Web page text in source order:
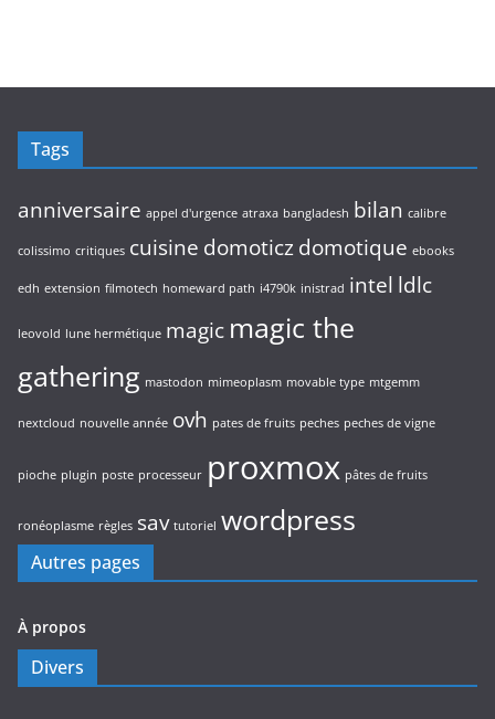
Tags
anniversaire appel d'urgence atraxa bangladesh bilan calibre
colissimo critiques cuisine domoticzdomotique ebooks
edh extension filmotech homeward path i4790k inistrad intel ldlc
leovold lune hermétique magic magic the
gathering mastodon mimeoplasm movable type mtgemm
nextcloud nouvelle année ovh pates de fruits peches peches de vigne
pioche plugin poste processeur proxmox pâtes de fruits
ronéoplasme règles sav tutoriel wordpress
Autres pages
À propos
Divers